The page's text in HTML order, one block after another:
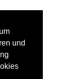
und